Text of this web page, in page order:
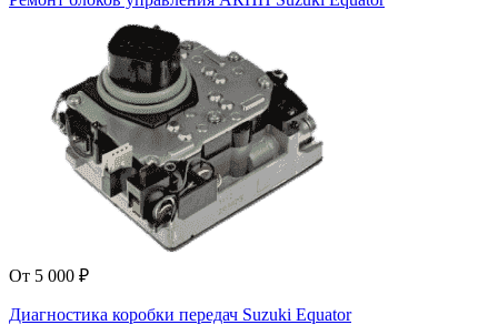
От 5 000 ₽
Диагностика коробки передач Suzuki Equator